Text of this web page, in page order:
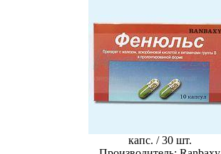
капс. / 30 шт.